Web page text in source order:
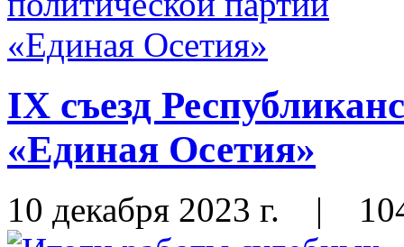
IX съезд
«Единая Осетия»
10 декабря 2023 г. |